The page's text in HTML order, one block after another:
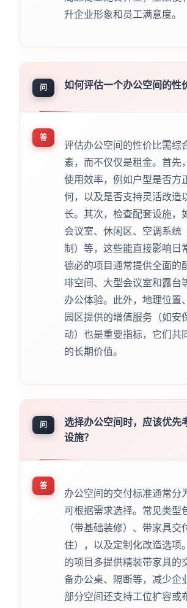
升企业形象和员工满意度。
问 如何评估一个办公空间的性
答
评估办公空间的性价比需综
素，而不仅仅是租金。首先
使用效率，例如户型是否方
何，以及是否支持灵活改造
长。其次，检查配套设施，
会议室、休闲区、空调系统
制）等，这些能直接影响日
德必的项目通常提供全面的
啡空间、大型会议室和露台
办公体验。此外，地理位置
园区提供的增值服务（如安
动）也是重要指标，它们共
的长期价值。
问
选择办公空间时，应该优先
设施？
答
办公空间的交付标准通常分
可根据需求选择。常见类型
（带基础装修）、带家具交
住），以及定制化改造选项
的项目多提供精装带家具的
备办公桌、隔断等，减少企
部分空间还支持工位扩容或